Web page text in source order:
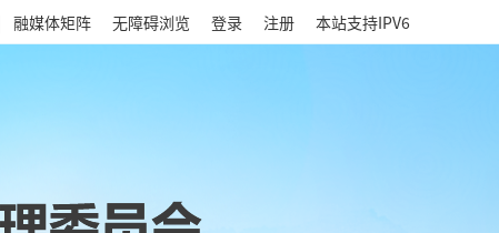
融媒体矩阵 无障碍浏览 登录 注册 本站支持IPV6